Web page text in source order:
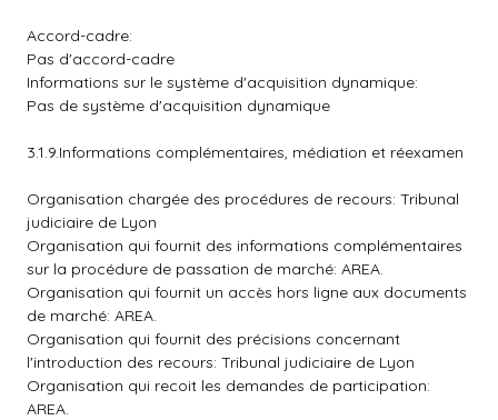
Accord-cadre:
Pas d'accord-cadre
Informations sur le système d'acquisition dynamique:
Pas de système d'acquisition dynamique
3.1.9.Informations complémentaires, médiation et réexamen
Organisation chargée des procédures de recours: Tribunal
judiciaire de Lyon
Organisation qui fournit des informations complémentaires
sur la procédure de passation de marché: AREA.
Organisation qui fournit un accès hors ligne aux documents
de marché: AREA.
Organisation qui fournit des précisions concernant
l'introduction des recours: Tribunal judiciaire de Lyon
Organisation qui recoit les demandes de participation:
AREA.